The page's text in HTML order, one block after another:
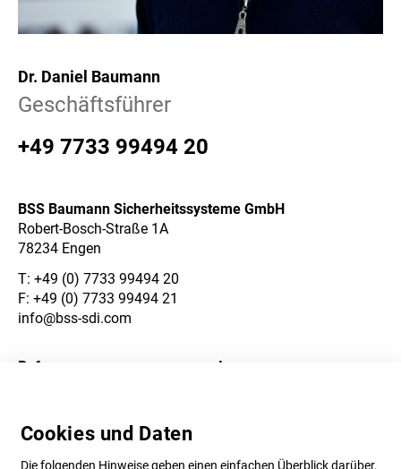
Cookies und Daten
Die folgenden Hinweise geben einen einfachen Überblick darüber,
Dr. Daniel Baumann
Geschäftsführer
+49 7733 99494 20
BSS Baumann Sicherheitssysteme GmbH
Robert-Bosch-Straße 1A
78234 Engen
T: +49 (0) 7733 99494 20
F: +49 (0) 7733 99494 21
info@bss-sdi.com
Referenzen
Karriere
Impressum